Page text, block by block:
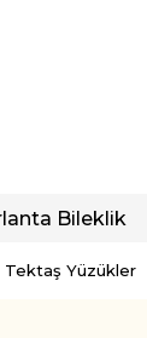
Bileklik
Tektaş Yüzükler